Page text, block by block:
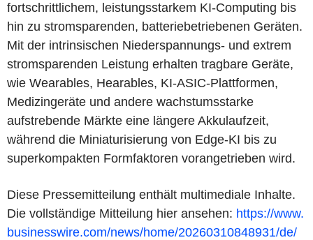
fortschrittlichem, leistungsstarkem KI-Computing bis
hin zu stromsparenden, batteriebetriebenen Geräten.
Mit der intrinsischen Niederspannungs- und extrem
stromsparenden Leistung erhalten tragbare Geräte,
wie Wearables, Hearables, KI-ASIC-Plattformen,
Medizingeräte und andere wachstumsstarke
aufstrebende Märkte eine längere Akkulaufzeit,
während die Miniaturisierung von Edge-KI bis zu
superkompakten Formfaktoren vorangetrieben wird.
Diese Pressemitteilung enthält multimediale Inhalte.
Die vollständige Mitteilung hier ansehen: https://www.
businesswire.com/news/home/20260310848931/de/